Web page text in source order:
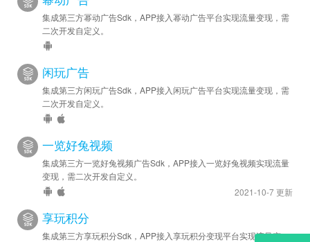
集成第三方幂动广告Sdk，APP接入幂动广告平台实现流量变现，需
二次开发自定义。
闲玩广告
集成第三方闲玩广告Sdk，APP接入闲玩广告平台实现流量变现，需
二次开发自定义。
一览好兔视频
集成第三方一览好兔视频广告Sdk，APP接入一览好兔视频实现流量
变现，需二次开发自定义。
2021-10-7 更新
享玩积分
集成第三方享玩积分Sdk，APP接入享玩积分变现平台实现流量变